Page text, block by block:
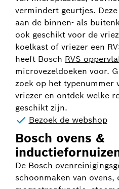
vermindert geurtjes.
aan de binnen- als
ook geschikt voor de
koelkast of vriezer een
heeft Bosch RVS
microvezeldoeken voor.
zoek op het typenummer
vriezer en ontdek welke
geschikt zijn.
Bezoek de webshop
Bosch ovens &
De Bosch
schoonmaken van ovens,